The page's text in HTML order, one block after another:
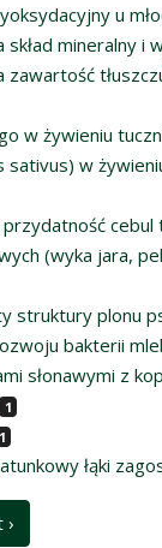
u
mineralny
zawartość
w żywieniu
sativus) w
(wyka jara,
struktury plonu
bakterii
słonawymi z
1
1
łąki